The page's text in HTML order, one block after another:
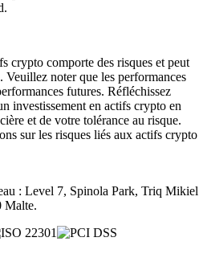
crypto comporte des risques et peut
Veuillez noter que les performances
futures. Réfléchissez
investissement en actifs crypto en
et de votre tolérance au risque.
sur les risques liés aux actifs crypto
: Level 7, Spinola Park, Triq Mikiel
Malte.